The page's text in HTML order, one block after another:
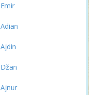
Emir
Adian
Ajdin
Džan
Ajnur